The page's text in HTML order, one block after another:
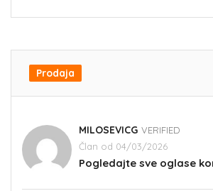
Prodaja
MILOSEVICG VERIFIED
Član od 04/03/2026
Pogledajte sve oglase